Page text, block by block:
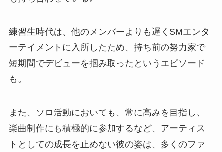
練習生時代は、他のメンバーよりも遅くSMエンタ
ーテイメントに入所したため、持ち前の努力家で
短期間でデビューを掴み取ったというエピソード
も。
また、ソロ活動においても、常に高みを目指し、
楽曲制作にも積極的に参加するなど、アーティス
トとしての成長を止めない彼の姿は、多くのファ